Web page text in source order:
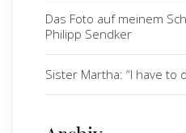
Das Foto auf meinem
Philipp Sendker
Sister Martha: “I have to